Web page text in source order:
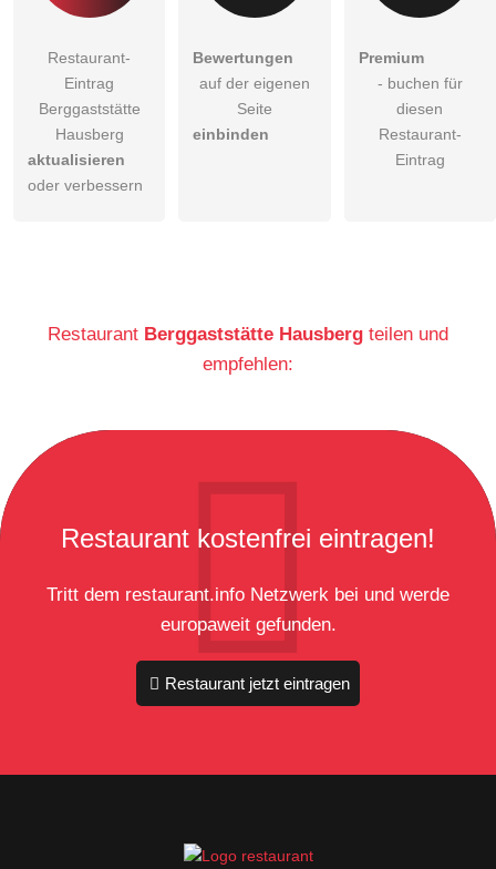
Restaurant-
Eintrag
Berggaststätte
Hausberg
aktualisieren
oder verbessern
Bewertungen
auf der eigenen
Seite
einbinden
Premium
- buchen für
diesen
Restaurant-
Eintrag
Restaurant Berggaststätte Hausberg teilen und
empfehlen:
Restaurant kostenfrei eintragen!
Tritt dem restaurant.info Netzwerk bei und werde
europaweit gefunden.
Restaurant jetzt eintragen